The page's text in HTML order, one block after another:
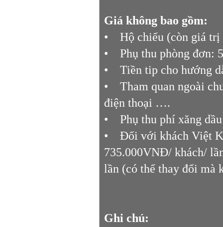
Giá không bao gồm:
• Hộ chiếu (còn giá trị
• Phụ thu phòng đơn:
• Tiền tip cho hướng
• Tham quan ngoài
điện thoại ….
• Phụ thu phí xăng
• Đối với khách Việt
735.000VNĐ/ khách/
lần (có thể thay đổi mà
Ghi chú: